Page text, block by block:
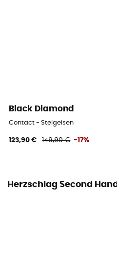
Black Diamond
Contact - Steigeisen
123,90 € 149,90 € -17%
Herzschlag Second Hand